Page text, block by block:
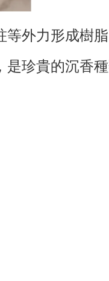
外力形成樹
珍貴的沉香種